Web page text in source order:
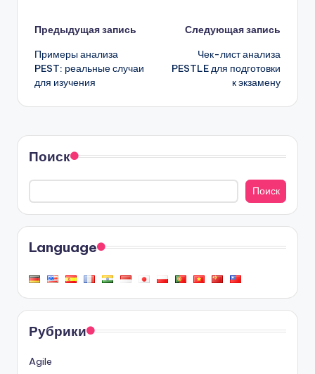
Навигация
записи
Предыдущая запись
Примеры анализа
PEST: реальные случаи
для изучения
Следующая запись
Чек-лист анализа
PESTLE для подготовки
к экзамену
Поиск
Поиск
Language
Рубрики
Agile